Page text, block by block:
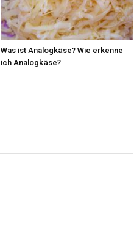
Was ist Analogkäse? Wie erkenne
ich Analogkäse?